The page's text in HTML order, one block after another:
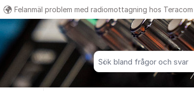
Sök bland alla inlägg
Felanmäl problem med radiomottagning hos Teracom